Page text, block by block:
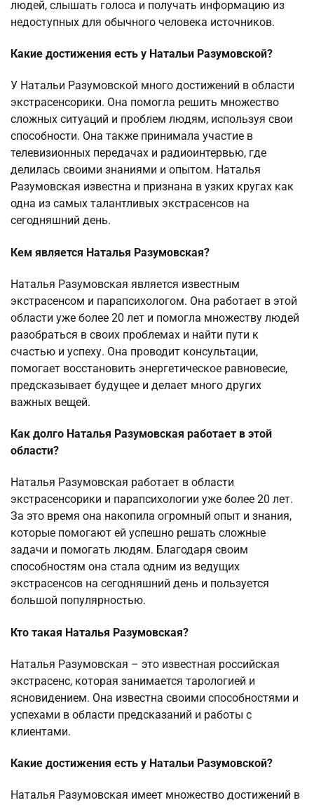
людей, слышать голоса и получать информацию из
недоступных для обычного человека источников.
Какие достижения есть у Натальи Разумовской?
У Натальи Разумовской много достижений в области
экстрасенсорики. Она помогла решить множество
сложных ситуаций и проблем людям, используя свои
способности. Она также принимала участие в
телевизионных передачах и радиоинтервью, где
делилась своими знаниями и опытом. Наталья
Разумовская известна и признана в узких кругах как
одна из самых талантливых экстрасенсов на
сегодняшний день.
Кем является Наталья Разумовская?
Наталья Разумовская является известным
экстрасенсом и парапсихологом. Она работает в этой
области уже более 20 лет и помогла множеству людей
разобраться в своих проблемах и найти пути к
счастью и успеху. Она проводит консультации,
помогает восстановить энергетическое равновесие,
предсказывает будущее и делает много других
важных вещей.
Как долго Наталья Разумовская работает в этой
области?
Наталья Разумовская работает в области
экстрасенсорики и парапсихологии уже более 20 лет.
За это время она накопила огромный опыт и знания,
которые помогают ей успешно решать сложные
задачи и помогать людям. Благодаря своим
способностям она стала одним из ведущих
экстрасенсов на сегодняшний день и пользуется
большой популярностью.
Кто такая Наталья Разумовская?
Наталья Разумовская – это известная российская
экстрасенс, которая занимается тарологией и
ясновидением. Она известна своими способностями и
успехами в области предсказаний и работы с
клиентами.
Какие достижения есть у Натальи Разумовской?
Наталья Разумовская имеет множество достижений в